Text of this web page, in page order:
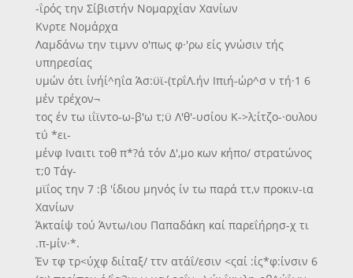
-ΐρός την Σίβιστήν Νομαρχίαν Χανίων
Κνρτε Νομάρχα
Λαμδάνω την τιμνν ο'πως φ·'ρω είς γνώσιν τής
υπηρεσίας
υμών ότι ίνήί^ηΐα Άσ:ϋϊ-(τρΐΛ.ήν Ιπιή-ώρ^σ ν τή·1 6
μέν τρέχον¬
τος έν τω ιΐϊντο-ω-β'ω τ;ϋ Λ'θ'-υσίου Κ->λ;ίτζο-·ουλου
τΰ *ει-
μένφ Ιναιτι τοθ π*?ά τόν Δ',μο κων κήπο/ στρατώνος
τ;0 Τάγ-
μϊΐος την 7 :β 'ίδιου μηνός ίν τω παρά ττ,ν προκιν-ια
Χανίων
Άκταίψ τού Άντω/ιου Παπαδάκη καί παρεΐήρησ-χ τι
.π-μίν·*.
Έν τφ τρ<ύχφ διίταξ/ ττν ατάΐ/εσιν <ςαί :ίς*φ:ίνσιν 6